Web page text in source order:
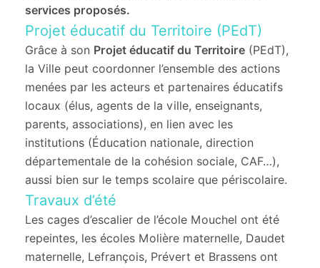
services proposés.
Projet éducatif du Territoire (PEdT)
Grâce à son Projet éducatif du Territoire (PEdT),
la Ville peut coordonner l’ensemble des actions
menées par les acteurs et partenaires éducatifs
locaux (élus, agents de la ville, enseignants,
parents, associations), en lien avec les
institutions (Éducation nationale, direction
départementale de la cohésion sociale, CAF…),
aussi bien sur le temps scolaire que périscolaire.
Travaux d’été
Les cages d’escalier de l’école Mouchel ont été
repeintes, les écoles Molière maternelle, Daudet
maternelle, Lefrançois, Prévert et Brassens ont